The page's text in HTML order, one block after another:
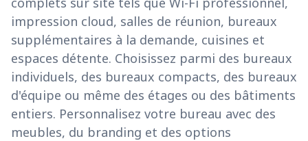
impression cloud, salles de réunion, bureaux
supplémentaires à la demande, cuisines et
espaces détente. Choisissez parmi des bureaux
individuels, des bureaux compacts, des bureaux
d'équipe ou même des étages ou des bâtiments
entiers. Personnalisez votre bureau avec des
meubles, du branding et des options